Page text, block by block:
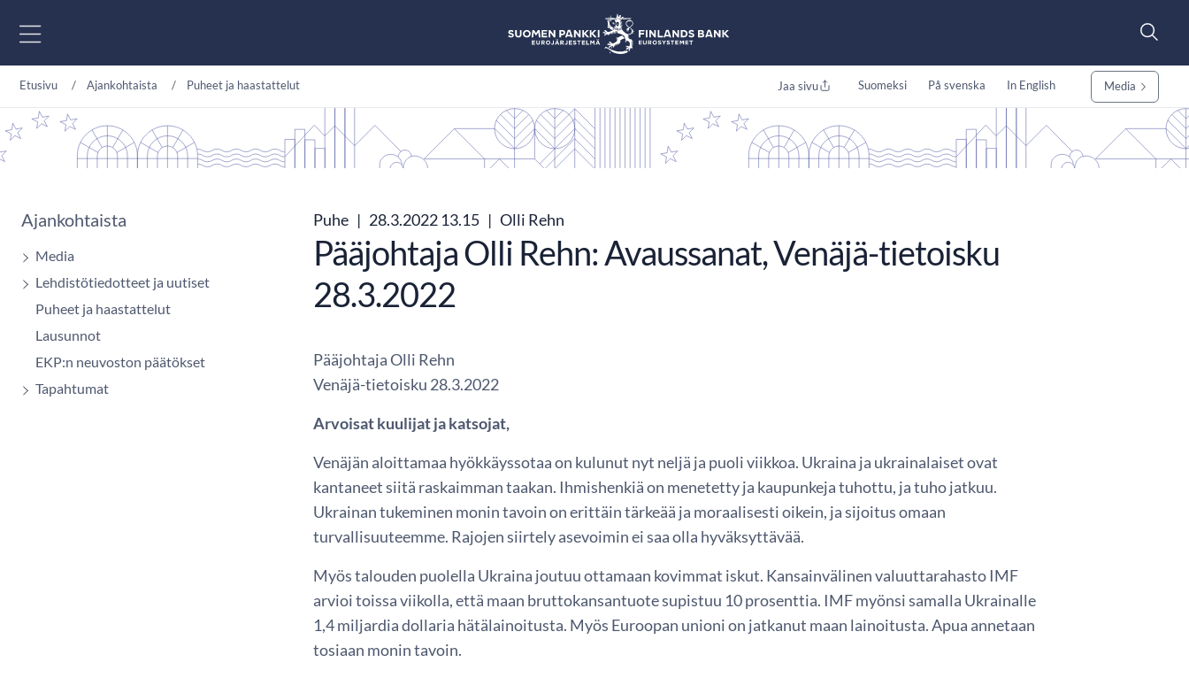
Etusivu Ajankohtaista Puheet ja haastattelut Jaa sivu Suomeksi På svenska In English Media
Ajankohtaista
Media
Lehdistötiedotteet ja uutiset
Puheet ja haastattelut
Lausunnot
EKP:n neuvoston päätökset
Tapahtumat
Puhe | 28.3.2022 13.15 | Olli Rehn
Pääjohtaja Olli Rehn: Avaussanat, Venäjä-tietoisku
28.3.2022
Pääjohtaja Olli Rehn
Venäjä-tietoisku 28.3.2022
Arvoisat kuulijat ja katsojat,
Venäjän aloittamaa hyökkäyssotaa on kulunut nyt neljä ja puoli viikkoa. Ukraina ja ukrainalaiset ovat
kantaneet siitä raskaimman taakan. Ihmishenkiä on menetetty ja kaupunkeja tuhottu, ja tuho jatkuu.
Ukrainan tukeminen monin tavoin on erittäin tärkeää ja moraalisesti oikein, ja sijoitus omaan
turvallisuuteemme. Rajojen siirtely asevoimin ei saa olla hyväksyttävää.
Myös talouden puolella Ukraina joutuu ottamaan kovimmat iskut. Kansainvälinen valuuttarahasto IMF
arvioi toissa viikolla, että maan bruttokansantuote supistuu 10 prosenttia. IMF myönsi samalla Ukrainalle
1,4 miljardia dollaria hätälainoitusta. Myös Euroopan unioni on jatkanut maan lainoitusta. Apua annetaan
tosiaan monin tavoin.